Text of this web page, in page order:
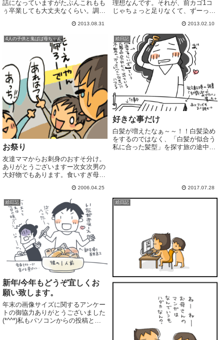
話になっていますがたぶんこれもも
ぅ卒業しても大丈夫なくらい。調子
で無理やり通わせてもらってます
(*'∀'*)ゞ骨盤矯正してもらったりし
ています。夏休みのおかげでクタク
2013.08.31
理想なんです。それが、前カゴ1コ
じゃちょっと足りなくて、ずーっと
ってみました！段ボール箱はどこの
お店も置いてくれてますしね！ゴム
紐は100円くらいだったんですが、
くるくる巻け...
2013.02.10
4人の子供と鬼ばば母ちゃん
お祭り
友達ママからお刺身のおすそ分け。
ありがとうございますー次女次男の
大好物でもあります。食いすぎ母か
大量の食料品。..........ああ、人の情
けが身に沁みる （忙しすぎて買い
物に行けてません近所でお祭りで
す。...
2006.04.25
絵日記
好きな事だけ
白髪が増えたなぁ～～！！白髪染め
をするのではなく、「白髪が似合う
私に合った髪型」を探す旅の途中。
2017.07.28
絵日記
新年/今年もどうぞ宜しくお
願い致します。
年末の画像サイズに関するアンケー
トの御協力ありがとうございました
(*^^*)私もパソコンからの投稿と閲
絵日記